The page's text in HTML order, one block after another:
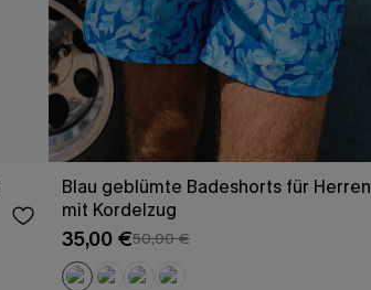
Blau geblümte Badeshorts für Herren
mit Kordelzug
35,00 €50,00 €